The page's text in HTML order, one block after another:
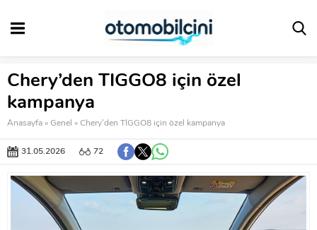
Chery’den TIGGO8 için özel
kampanya
Anasayfa » Genel » Chery’den TIGGO8 için özel kampanya
31.05.2026 72